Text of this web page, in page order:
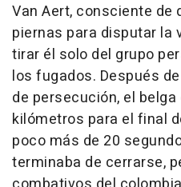
Van Aert, consciente de
piernas para disputar la
tirar él solo del grupo
los fugados. Después
de persecución, el
kilómetros para el final
poco más de 20
terminaba de cerrarse,